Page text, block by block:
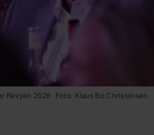
Revyen 2026 Foto: Klaus Bo Christensen